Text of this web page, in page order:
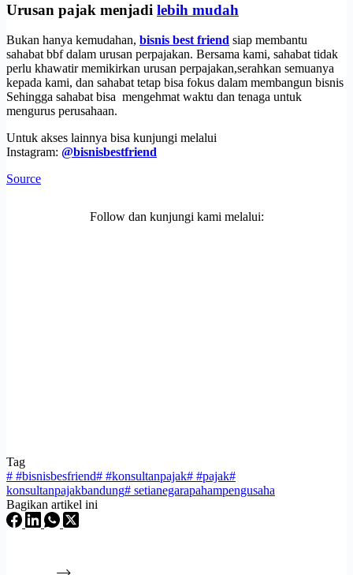
Urusan pajak menjadi lebih mudah
Bukan hanya kemudahan, bisnis best friend siap membantu
sahabat bbf dalam urusan perpajakan. Bersama kami, sahabat tidak
perlu khawatir memikirkan urusan perpajakan,serahkan semuanya
kepada kami, dan sahabat tetap bisa fokus dalam membangun bisnis
Sehingga sahabat bisa mengehmat waktu dan tenaga untuk
mengurus perusahaan.
Untuk akses lainnya bisa kunjungi melalui
Instagram: @bisnisbestfriend
Source
Follow dan kunjungi kami melalui:
Tag
# #bisnisbesfriend# #konsultanpajak# #pajak#
konsultanpajakbandung# setianegarapahampengusaha
Bagikan artikel ini